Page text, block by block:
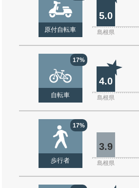
原付自転車
5.0
島根県
17%
自転車
4.0
島根県
17%
歩行者
3.9
島根県